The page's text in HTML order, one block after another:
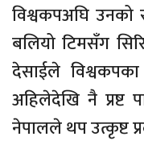
विश्वकपअघि
बलियो टिमसँग
देसाईले
अहिलेदेखि नै प्रष्ट
नेपालले थप उत्कृष्ट